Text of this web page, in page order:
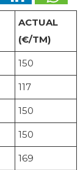
ACTUAL
(€/TM)
150
117
150
150
169